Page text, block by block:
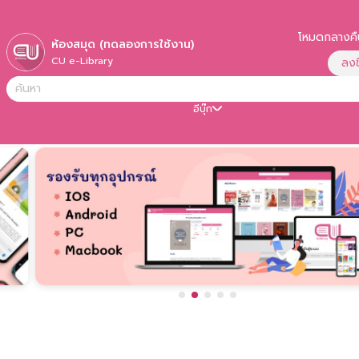
ห้องสมุด (ทดลองการใช้งาน)
CU e-Library
โหมดกลาง
เ
ลง
อีบุ๊ก